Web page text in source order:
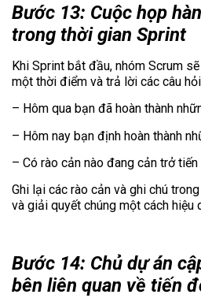
Bước 13: Cuộc họp
trong thời gian Sprint
Khi Sprint bắt đầu, nhóm Scrum
một thời điểm và trả lời các câu
– Hôm qua bạn đã hoàn thành
– Hôm nay bạn định hoàn thành
– Có rào cản nào đang cản trở
Ghi lại các rào cản và ghi chú
và giải quyết chúng một cách hiệu
Bước 14: Chủ dự án
bên liên quan về tiến